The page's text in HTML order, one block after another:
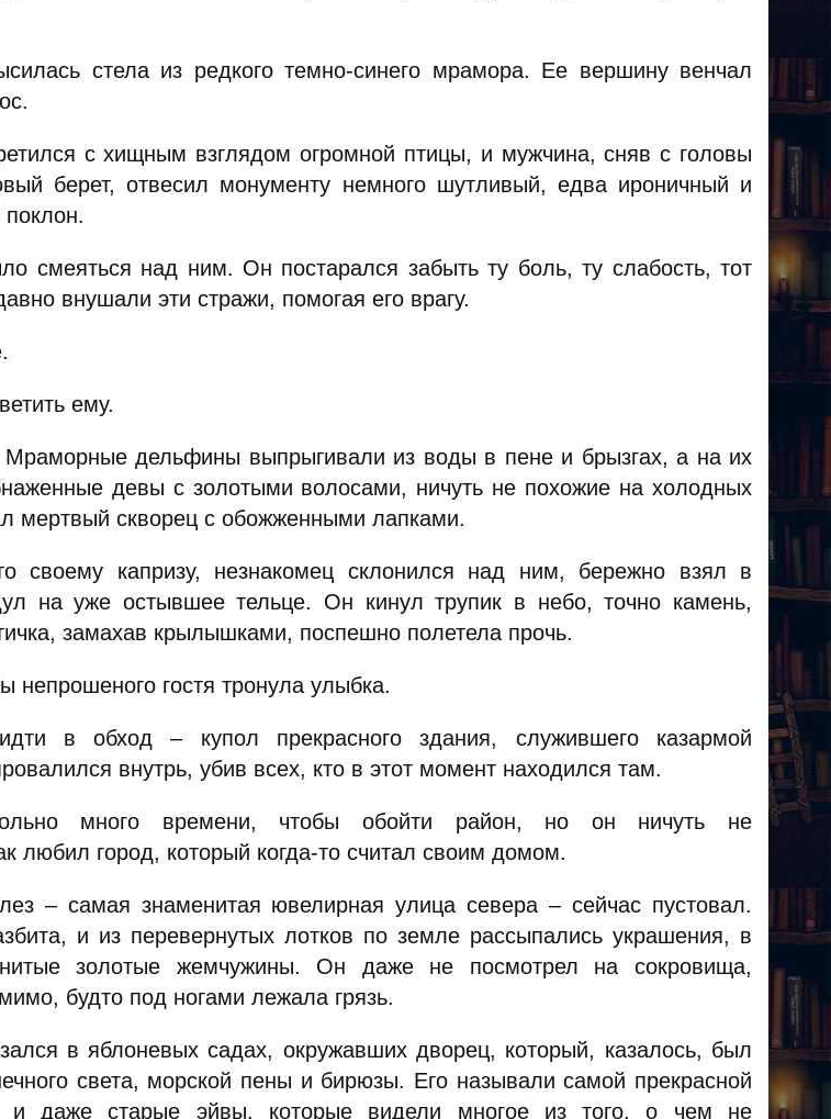
стела из редкого темно-синего мрамора. Ее вершину венчал
с хищным взглядом огромной птицы, и мужчина, сняв с головы
берет, отвесил монументу немного шутливый, едва ироничный и
смеяться над ним. Он постарался забыть ту боль, ту слабость, тот
внушали эти стражи, помогая его врагу.
ему.
Мраморные дельфины выпрыгивали из воды в пене и брызгах, а на их
девы с золотыми волосами, ничуть не похожие на холодных
мертвый скворец с обожженными лапками.
своему капризу, незнакомец склонился над ним, бережно взял в
на уже остывшее тельце. Он кинул трупик в небо, точно камень,
замахав крылышками, поспешно полетела прочь.
непрошеного гостя тронула улыбка.
в обход – купол прекрасного здания, служившего казармой
внутрь, убив всех, кто в этот момент находился там.
много времени, чтобы обойти район, но он ничуть не
любил город, который когда-то считал своим домом.
– самая знаменитая ювелирная улица севера – сейчас пустовал.
и из перевернутых лотков по земле рассыпались украшения, в
золотые жемчужины. Он даже не посмотрел на сокровища,
будто под ногами лежала грязь.
в яблоневых садах, окружавших дворец, который, казалось, был
света, морской пены и бирюзы. Его называли самой прекрасной
и даже старые эйвы, которые видели многое из того, о чем не